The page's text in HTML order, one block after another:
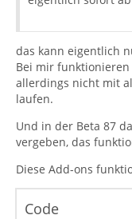
das kann eigentlich
Bei mir funktionieren
allerdings nicht mit
laufen.
Und in der Beta 87
vergeben, das
Diese Add-ons
Code